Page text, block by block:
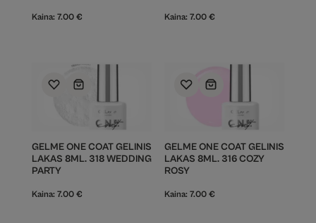
Kaina: 7.00 € Kaina: 7.00 €
GELME ONE COAT GELINIS
LAKAS 8ML. 318 WEDDING
PARTY
Kaina: 7.00 €
GELME ONE COAT GELINIS
LAKAS 8ML. 316 COZY
ROSY
Kaina: 7.00 €